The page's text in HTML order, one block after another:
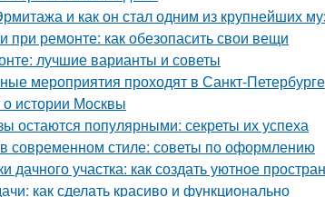
и как он стал одним из крупнейших
ремонте: как обезопасить свои вещи
лучшие варианты и советы
мероприятия проходят в Санкт-Петербурге
истории Москвы
остаются популярными: секреты их успеха
современном стиле: советы по оформлению
дачного участка: как создать уютное
как сделать красиво и функционально